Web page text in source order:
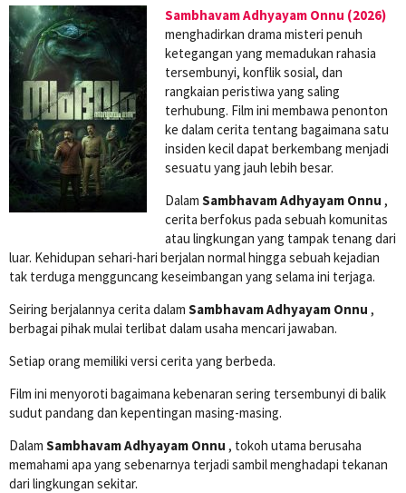
Sambhavam Adhyayam Onnu (2026)
menghadirkan drama misteri penuh
ketegangan yang memadukan rahasia
tersembunyi, konflik sosial, dan
rangkaian peristiwa yang saling
terhubung. Film ini membawa penonton
ke dalam cerita tentang bagaimana satu
insiden kecil dapat berkembang menjadi
sesuatu yang jauh lebih besar.
Dalam Sambhavam Adhyayam Onnu ,
cerita berfokus pada sebuah komunitas
atau lingkungan yang tampak tenang dari
luar. Kehidupan sehari-hari berjalan normal hingga sebuah kejadian
tak terduga mengguncang keseimbangan yang selama ini terjaga.
Seiring berjalannya cerita dalam Sambhavam Adhyayam Onnu ,
berbagai pihak mulai terlibat dalam usaha mencari jawaban.
Setiap orang memiliki versi cerita yang berbeda.
Film ini menyoroti bagaimana kebenaran sering tersembunyi di balik
sudut pandang dan kepentingan masing-masing.
Dalam Sambhavam Adhyayam Onnu , tokoh utama berusaha
memahami apa yang sebenarnya terjadi sambil menghadapi tekanan
dari lingkungan sekitar.